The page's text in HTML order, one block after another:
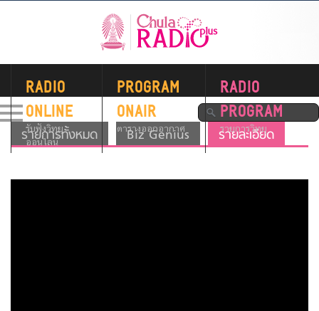
RADIO
ONLINE
รับฟังวิทยุ
ออนไลน์
PROGRAM
ONAIR
ตารางออกอากาศ
RADIO
PROGRAM
รายการวิทยุ
รายการทั้งหมด Biz Genius รายละเอียด